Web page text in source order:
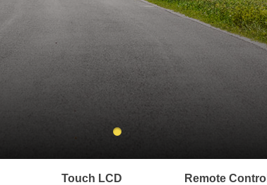
Touch LCD Remote Control